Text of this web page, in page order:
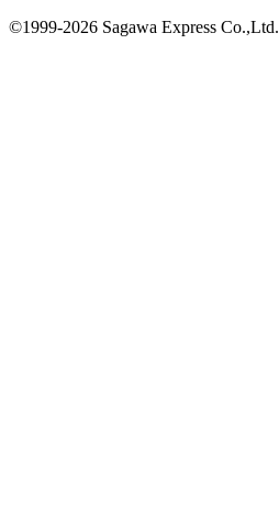
©1999-2026 Sagawa Express Co.,Ltd.